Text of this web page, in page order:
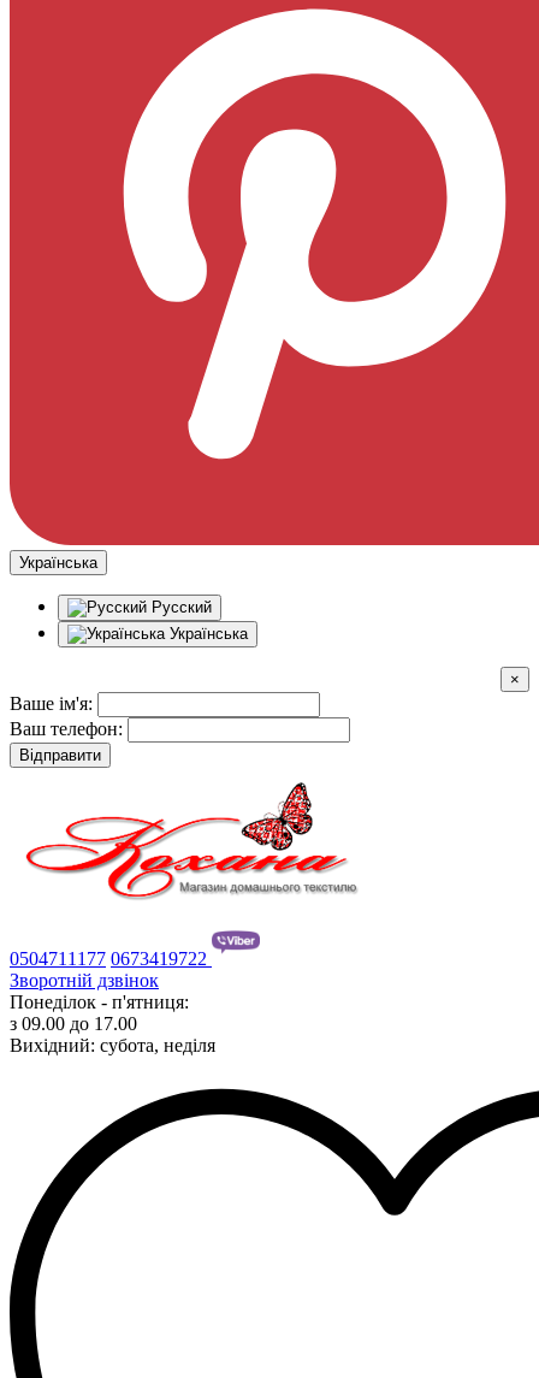
Українська
Русский
Українська
×
Ваше ім'я:
Ваш телефон:
Відправити
0504711177 0673419722
Зворотній дзвінок
Понеділок - п'ятниця:
з 09.00 до 17.00
Вихідний: субота, неділя